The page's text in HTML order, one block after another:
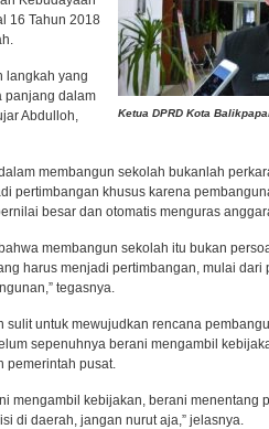
Ketua DPRD Kota
16 Tahun 2018
langkah yang
panjang dalam
Abdulloh,
membangun sekolah bukanlah
pertimbangan khusus karena
besar dan otomatis menguras
membangun sekolah itu bukan
harus menjadi pertimbangan, mulai
tegasnya.
sulit untuk mewujudkan rencana
sepenuhnya berani mengambil
pemerintah pusat.
mengambil kebijakan, berani menentang
di daerah, jangan nurut aja,” jelasnya.